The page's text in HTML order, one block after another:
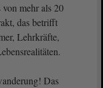
mehr als 20
das betrifft
Lehrkräfte,
Das